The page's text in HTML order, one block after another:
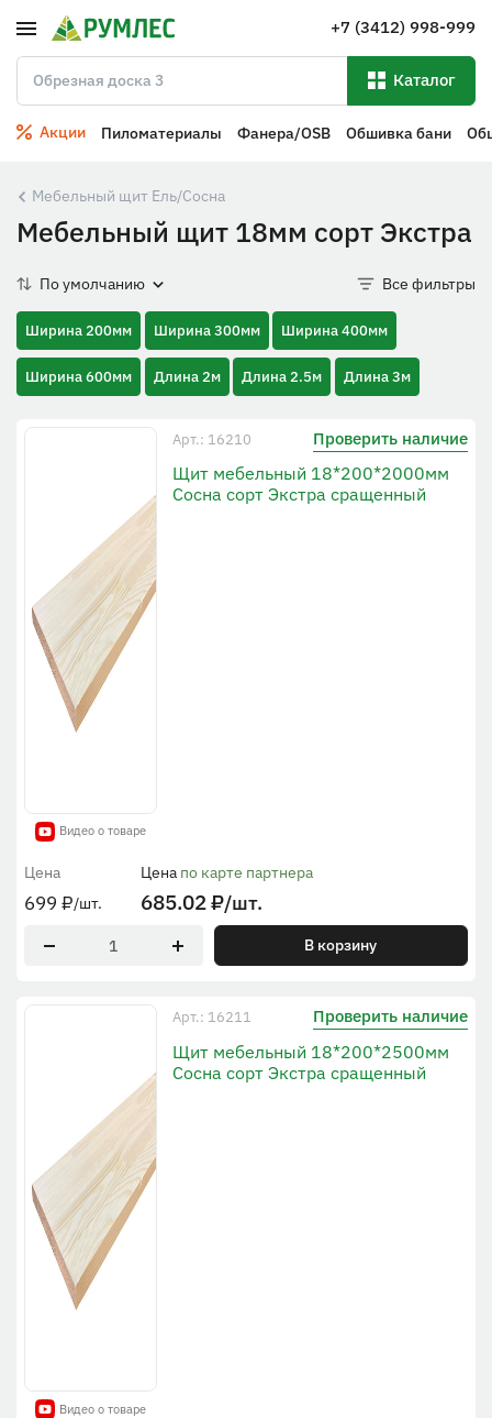
+7 (3412) 998-999
Каталог
Акции Пиломатериалы Фанера/OSB Обшивка бани
Мебельный щит Ель/Сосна
Мебельный щит 18мм сорт Экстра
По умолчанию Все фильтры
Ширина 200мм Ширина 300мм Ширина 400мм
Ширина 600мм Длина 2м Длина 2.5м Длина 3м
Видео о товаре
Арт.: 16210 Проверить наличие
Щит мебельный 18*200*2000мм
Сосна сорт Экстра сращенный
Цена
699 ₽/шт.
Цена по карте партнера
685.02₽/шт.
В корзину
Видео о товаре
Арт.: 16211 Проверить наличие
Щит мебельный 18*200*2500мм
Сосна сорт Экстра сращенный